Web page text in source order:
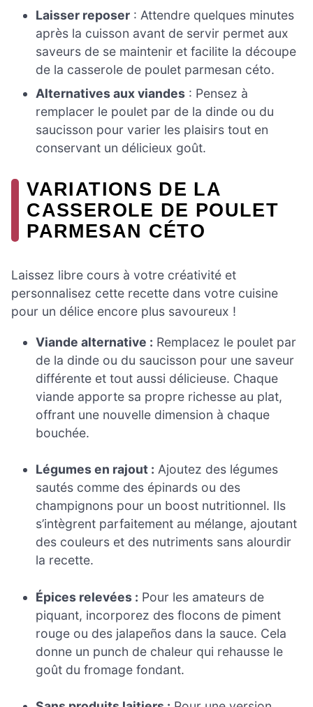
Laisser reposer : Attendre quelques minutes
après la cuisson avant de servir permet aux
saveurs de se maintenir et facilite la découpe
de la casserole de poulet parmesan céto.
Alternatives aux viandes : Pensez à
remplacer le poulet par de la dinde ou du
saucisson pour varier les plaisirs tout en
conservant un délicieux goût.
VARIATIONS DE LA
CASSEROLE DE POULET
PARMESAN CÉTO
Laissez libre cours à votre créativité et
personnalisez cette recette dans votre cuisine
pour un délice encore plus savoureux !
Viande alternative : Remplacez le poulet par
de la dinde ou du saucisson pour une saveur
différente et tout aussi délicieuse. Chaque
viande apporte sa propre richesse au plat,
offrant une nouvelle dimension à chaque
bouchée.
Légumes en rajout : Ajoutez des légumes
sautés comme des épinards ou des
champignons pour un boost nutritionnel. Ils
s’intègrent parfaitement au mélange, ajoutant
des couleurs et des nutriments sans alourdir
la recette.
Épices relevées : Pour les amateurs de
piquant, incorporez des flocons de piment
rouge ou des jalapeños dans la sauce. Cela
donne un punch de chaleur qui rehausse le
goût du fromage fondant.